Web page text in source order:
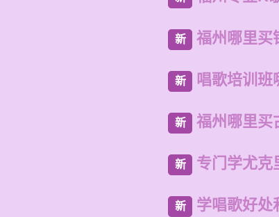
新 福州哪里买
新 唱歌培训班
新 福州哪里买
新 专门学尤克
新 学唱歌好处